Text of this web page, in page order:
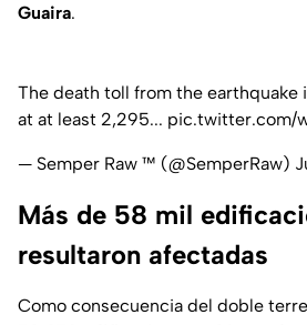
Guaira.
The death toll from the earthquake
at at least 2,295... pic.twitter.com/
— Semper Raw ™️ (@SemperRaw)
Más de 58 mil
resultaron afectadas
Como consecuencia del doble